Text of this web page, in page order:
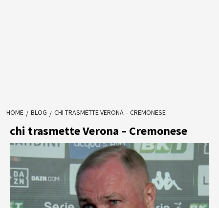
HOME BLOG CHI TRASMETTE VERONA – CREMONESE
chi trasmette Verona – Cremonese